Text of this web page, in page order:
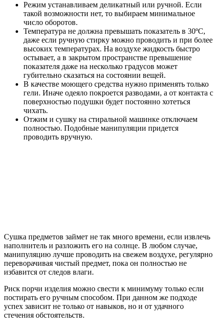
Режим устанавливаем деликатный или ручной. Если
такой возможности нет, то выбираем минимальное
число оборотов.
Температура не должна превышать показатель в 30ºС,
даже если ручную стирку можно проводить и при более
высоких температурах. На воздухе жидкость быстро
остывает, а в закрытом пространстве превышение
показателя даже на несколько градусов может
губительно сказаться на состоянии вещей.
В качестве моющего средства нужно применять только
гели. Иначе одеяло покроется разводами, а от контакта с
поверхностью подушки будет постоянно хотеться
чихать.
Отжим и сушку на стиральной машинке отключаем
полностью. Подобные манипуляции придется
проводить вручную.
Сушка предметов займет не так много времени, если извлечь
наполнитель и разложить его на солнце. В любом случае,
манипуляцию лучше проводить на свежем воздухе, регулярно
переворачивая чистый предмет, пока он полностью не
избавится от следов влаги.
Риск порчи изделия можно свести к минимуму только если
постирать его ручным способом. При данном же подходе
успех зависит не только от навыков, но и от удачного
стечения обстоятельств.